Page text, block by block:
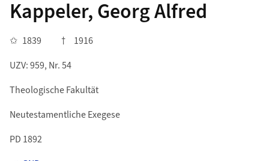
Kappeler, Georg Alfred
✩ 1839 †
1916
UZV: 959, Nr. 54
Theologische Fakultät
Neutestamentliche Exegese
PD 1892